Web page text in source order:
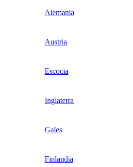
Alemania
Austria
Escocia
Inglaterra
Gales
Finlandia